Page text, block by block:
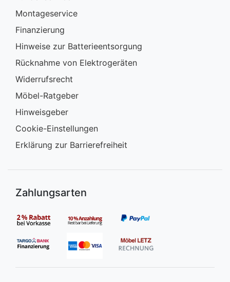
Montageservice
Finanzierung
Hinweise zur Batterieentsorgung
Rücknahme von Elektrogeräten
Widerrufsrecht
Möbel-Ratgeber
Hinweisgeber
Cookie-Einstellungen
Erklärung zur Barrierefreiheit
Zahlungsarten